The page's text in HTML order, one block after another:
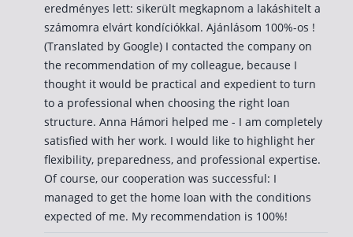
eredményes lett: sikerült megkapnom a lakáshitelt a
számomra elvárt kondíciókkal. Ajánlásom 100%-os !
(Translated by Google) I contacted the company on
the recommendation of my colleague, because I
thought it would be practical and expedient to turn
to a professional when choosing the right loan
structure. Anna Hámori helped me - I am completely
satisfied with her work. I would like to highlight her
flexibility, preparedness, and professional expertise.
Of course, our cooperation was successful: I
managed to get the home loan with the conditions
expected of me. My recommendation is 100%!